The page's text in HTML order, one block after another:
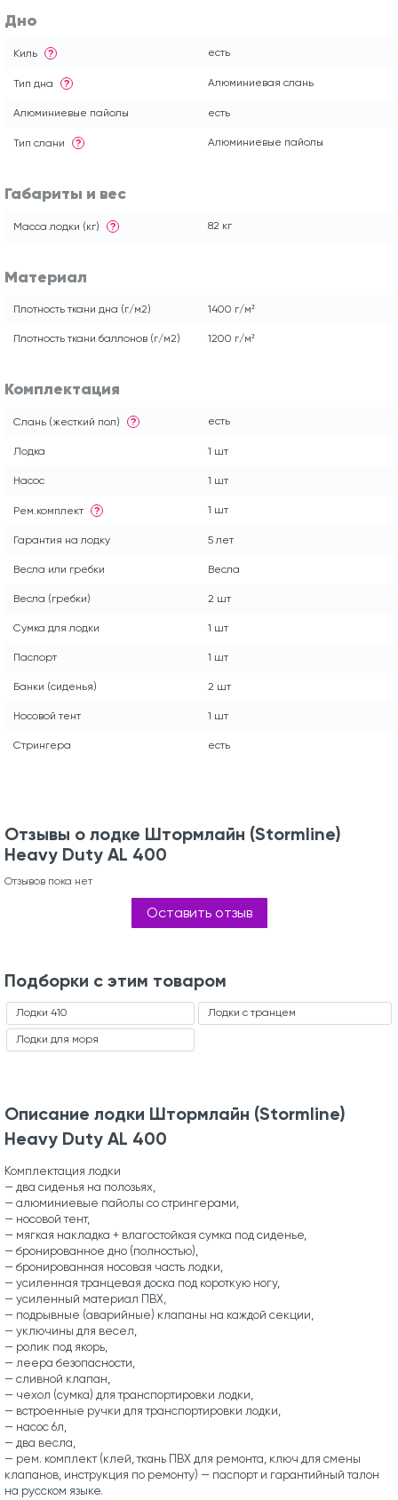
Дно
Киль ? есть
Тип дна ? Алюминиевая слань
Алюминиевые пайолы есть
Тип слани ? Алюминиевые пайолы
Габариты и вес
Масса лодки (кг) ? 82 кг
Материал
Плотность ткани дна (г/м2) 1400 г/м²
Плотность ткани баллонов (г/м2) 1200 г/м²
Комплектация
Слань (жесткий пол) ? есть
Лодка 1 шт
Насос 1 шт
Рем.комплект ? 1 шт
Гарантия на лодку 5 лет
Весла или гребки Весла
Весла (гребки) 2 шт
Сумка для лодки 1 шт
Паспорт 1 шт
Банки (сиденья) 2 шт
Носовой тент 1 шт
Стрингера есть
Отзывы о лодке Штормлайн (Stormline)
Heavy Duty AL 400
Отзывов пока нет
Оставить отзыв
Подборки с этим товаром
Лодки 410
Лодки для моря
Лодки с транцем
Описание лодки Штормлайн (Stormline)
Heavy Duty AL 400
Комплектация лодки
— два сиденья на полозьях,
— алюминиевые пайолы со стрингерами,
— носовой тент,
— мягкая накладка + влагостойкая сумка под сиденье,
— бронированное дно (полностью),
— бронированная носовая часть лодки,
— усиленная транцевая доска под короткую ногу,
— усиленный материал ПВХ,
— подрывные (аварийные) клапаны на каждой секции,
— уключины для весел,
— ролик под якорь,
— леера безопасности,
— сливной клапан,
— чехол (сумка) для транспортировки лодки,
— встроенные ручки для транспортировки лодки,
— насос 6л,
— два весла,
— рем. комплект (клей, ткань ПВХ для ремонта, ключ для смены
клапанов, инструкция по ремонту) — паспорт и гарантийный талон
на русском языке.